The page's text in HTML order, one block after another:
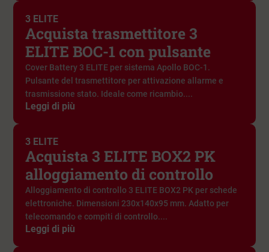
3 ELITE
Acquista trasmettitore 3
ELITE BOC-1 con pulsante
Cover Battery 3 ELITE per sistema Apollo BOC-1.
Pulsante del trasmettitore per attivazione allarme e
trasmissione stato. Ideale come ricambio....
Leggi di più
3 ELITE
Acquista 3 ELITE BOX2 PK
alloggiamento di controllo
Alloggiamento di controllo 3 ELITE BOX2 PK per schede
elettroniche. Dimensioni 230x140x95 mm. Adatto per
telecomando e compiti di controllo....
Leggi di più